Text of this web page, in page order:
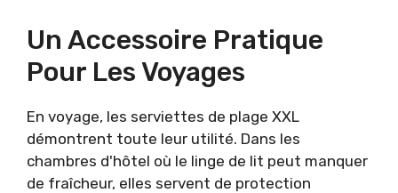
Un Accessoire Pratique
Pour Les Voyages
En voyage, les serviettes de plage XXL
démontrent toute leur utilité. Dans les
chambres d'hôtel où le linge de lit peut manquer
de fraîcheur, elles servent de protection